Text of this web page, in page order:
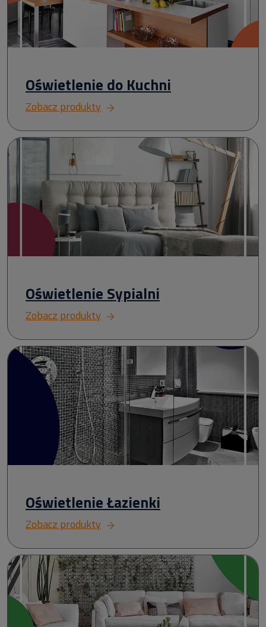
Oświetlenie do Kuchni
Zobacz produkty
Oświetlenie Sypialni
Zobacz produkty
Oświetlenie Łazienki
Zobacz produkty